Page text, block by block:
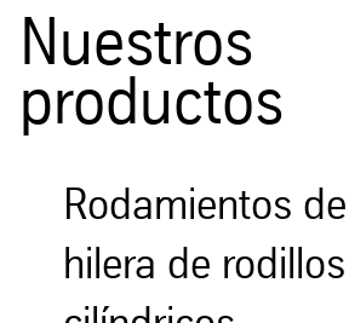
Nuestros
productos
Rodamientos
hilera de rodillos